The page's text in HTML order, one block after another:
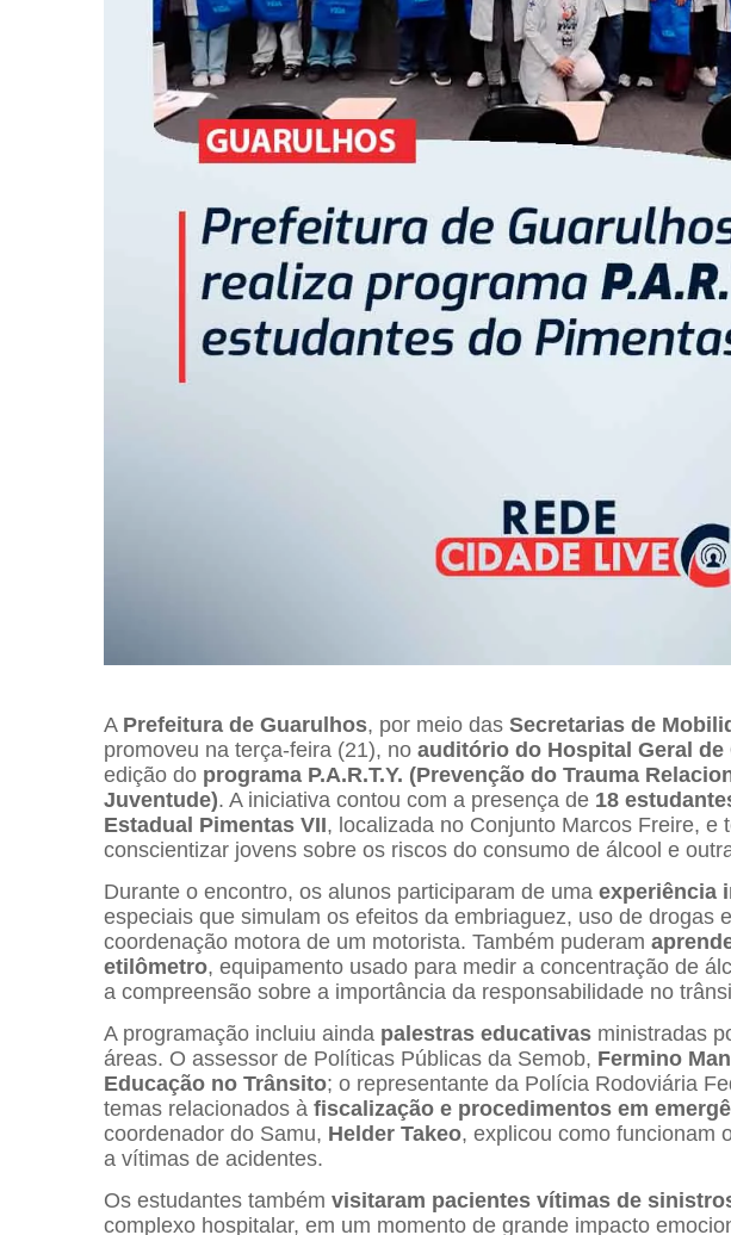
A Prefeitura de Guarulhos, por meio das Secretarias de
promoveu na terça-feira (21), no auditório do Hospital Geral de
edição do programa P.A.R.T.Y. (Prevenção do Trauma
Juventude). A iniciativa contou com a presença de 18
Estadual Pimentas VII, localizada no Conjunto Marcos Freire, e
conscientizar jovens sobre os riscos do consumo de álcool e
Durante o encontro, os alunos participaram de uma experiência
especiais que simulam os efeitos da embriaguez, uso de drogas
coordenação motora de um motorista. Também puderam
etilômetro, equipamento usado para medir a concentração de
a compreensão sobre a importância da responsabilidade no
A programação incluiu ainda palestras educativas ministradas
áreas. O assessor de Políticas Públicas da Semob, Fermino
Educação no Trânsito; o representante da Polícia Rodoviária
temas relacionados à fiscalização e procedimentos em
coordenador do Samu, Helder Takeo, explicou como funcionam
a vítimas de acidentes.
Os estudantes também visitaram pacientes vítimas de
complexo hospitalar, em um momento de grande impacto